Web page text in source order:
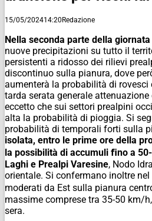
15/05/202414:20Redazione
Nella seconda parte della
nuove precipitazioni su tutto il
persistenti a ridosso dei rilievi
discontinuo sulla pianura, dove
aumenterà la probabilità di rovesci
tarda serata generale
eccetto che sui settori prealpini
alta la probabilità di pioggia. Si
probabilità di temporali forti sulla
isolata, entro le prime ore della
la possibilità di accumuli ﬁno a
Laghi e Prealpi Varesine, Nodo
orientale. Si confermano inoltre
moderati da Est sulla pianura
massime comprese tra 35-50 km/
sera.